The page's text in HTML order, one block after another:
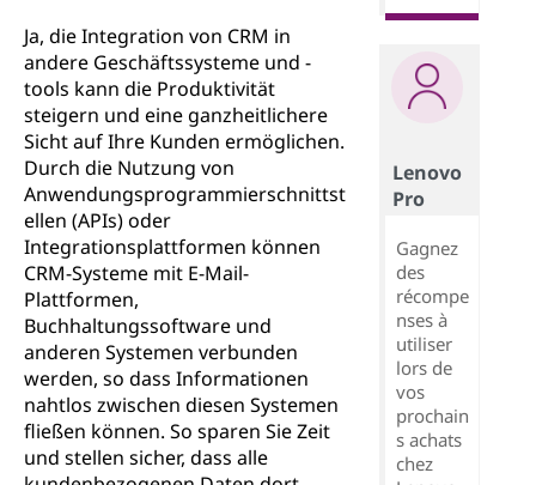
Ja, die Integration von CRM in
andere Geschäftssysteme und -
tools kann die Produktivität
steigern und eine ganzheitlichere
Sicht auf Ihre Kunden ermöglichen.
Durch die Nutzung von
Anwendungsprogrammierschnittst
ellen (APIs) oder
Integrationsplattformen können
CRM-Systeme mit E-Mail-
Plattformen,
Buchhaltungssoftware und
anderen Systemen verbunden
werden, so dass Informationen
nahtlos zwischen diesen Systemen
fließen können. So sparen Sie Zeit
und stellen sicher, dass alle
Lenovo
Pro
Gagnez
des
récompe
nses à
utiliser
lors de
vos
prochain
s achats
chez